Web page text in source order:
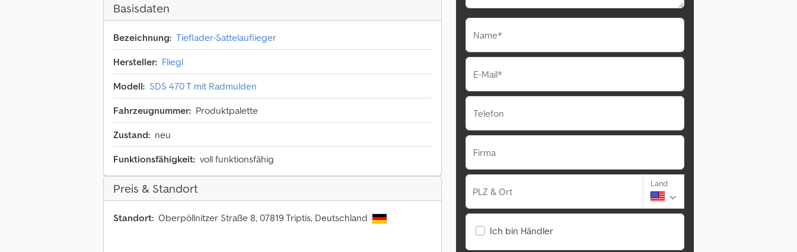
Basisdaten
Bezeichnung: Tieflader-Sattelauflieger
Hersteller: Fliegl
Modell: SDS 470 T mit Radmulden
Fahrzeugnummer: Produktpalette
Zustand: neu
Funktionsfähigkeit: voll funktionsfähig
Preis & Standort
Standort: Oberpöllnitzer Straße 8, 07819 Triptis, Deutschland
Name*
E-Mail*
Telefon
Firma
PLZ & Ort
Land
Ich bin Händler